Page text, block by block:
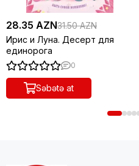
28.35 AZN31.50 AZN
Ирис и Луна. Десерт для
единорога
0
Səbətə at